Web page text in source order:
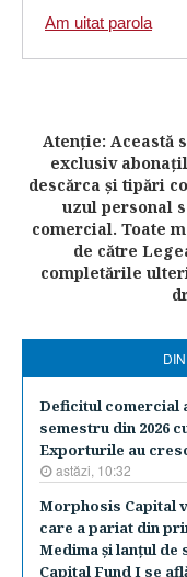
Am uitat parola
Atenţie: Această
exclusiv
descărca şi tipări
uzul personal
comercial. Toate
de către
completările
Deficitul comercial
semestru din 2026
Exporturile au
astăzi, 10:32
Morphosis Capital
care a pariat din
Medima şi lanţul de
Capital Fund I se